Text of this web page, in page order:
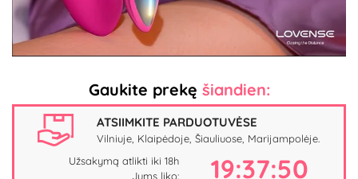
Video
Gaukite prekę šiandien:
ATSIIMKITE PARDUOTUVĖSE
Vilniuje, Klaipėdoje, Šiauliuose, Marijampolėje.
Užsakymą atlikti iki 18h
Jums liko:
19:37:50